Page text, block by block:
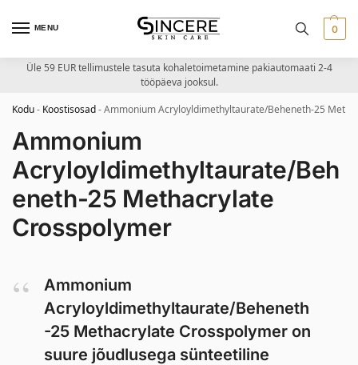
MENU 0
Üle 59 EUR tellimustele tasuta kohaletoimetamine pakiautomaati 2-4
tööpäeva jooksul.
Kodu- Koostisosad-Ammonium Acryloyldimethyltaurate/Beheneth-25
Ammonium
Acryloyldimethyltaurate/Beh
eneth-25 Methacrylate
Crosspolymer
Ammonium
Acryloyldimethyltaurate/Beheneth
-25 Methacrylate Crosspolymer on
suure jõudlusega sünteetiline